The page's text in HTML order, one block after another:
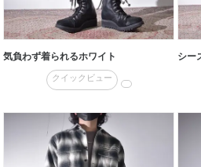
気負わず着られるホワイト
クイックビュー
シー